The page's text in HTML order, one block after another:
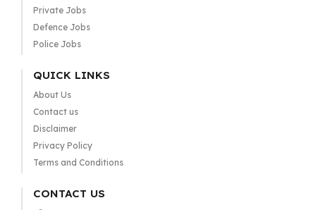
Private Jobs
Defence Jobs
Police Jobs
QUICK LINKS
About Us
Contact us
Disclaimer
Privacy Policy
Terms and Conditions
CONTACT US